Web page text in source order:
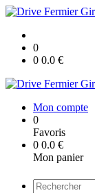
0
0 0.0 €
Mon compte
0
Favoris
0 0.0 €
Mon panier